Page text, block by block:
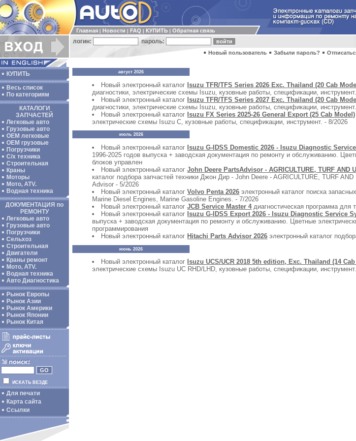
Главная Новости FAQ КУПИТЬ Обратная связь
логин: пароль:
Новый пользователь Забыли пароль?
КУПИТЬ
Весь список
По категориям
КАТАЛОГИ
ЗАПЧАСТЕЙ
Легковые авто
Грузовые авто
ОЕМ легковые
OEM грузовые
Погрузчики
С/х техника
Строительная
Краны
Моторы
Мото, ATV.
Водная техника
ДОКУМЕНТАЦИЯ по
РЕМОНТУ
Легковые авто
Грузовые авто
Погрузчики
Сельхоз
Строительная
Двигатели
Краны ремонт
Мото, ATV.
Водная техника
Авто Диагностика
Рынок Европы
Рынок Азии
Рынок Америки
Рынок Японии
Рынок Китая
ИСКАТЬ ВЕЗДЕ
Для печати
Карта сайта
Ссылки
август 2026
Новый электронный каталог Isuzu TFR/TFS Series 2026 Exc. Thailand (20 Cab
диагностики, электрические схемы Isuzu, кузовные работы, спецификации,
Новый электронный каталог Isuzu TFR/TFS Series 2027 Exc. Thailand (20 Cab
диагностики, электрические схемы Isuzu, кузовные работы, спецификации,
Новый электронный каталог Isuzu FX Series 2025-26 General Export (25 Cab Model)
электрические схемы Isuzu C, кузовные работы, спецификации, инструмент. - 8/2026
июль 2026
Новый электронный каталог Isuzu G-IDSS Domestic 2026 - Isuzu Diagnostic
1996-2025 годов выпуска + заводская документация по ремонту и обслуживанию.
блоков управлен
Новый электронный каталогJohn Deere PartsAdvisor - AGRICULTURE, TURF AND
каталог подбора запчастей техники Джон Дир - John Deere - AGRICULTURE, TURF
Advisor - 5/2026
Новый электронный каталогVolvo Penta 2026 электронный каталог поиска
Marine Diesel Engines, Marine Gasoline Engines. - 7/2026
Новый электронный каталогJCB Service Master 4диагностическая программа для
Новый электронный каталог Isuzu G-IDSS Export 2026 - Isuzu Diagnostic Service
выпуска + заводская документация по ремонту и обслуживанию. Цветные
программирования
Новый электронный каталог Hitachi Parts Advisor 2026 электронный каталог
июнь 2026
Новый электронный каталог Isuzu UCS/UCR 2018 5th edition, Exc. Thailand (14
электрические схемы Isuzu UC RHD/LHD, кузовные работы, спецификации,